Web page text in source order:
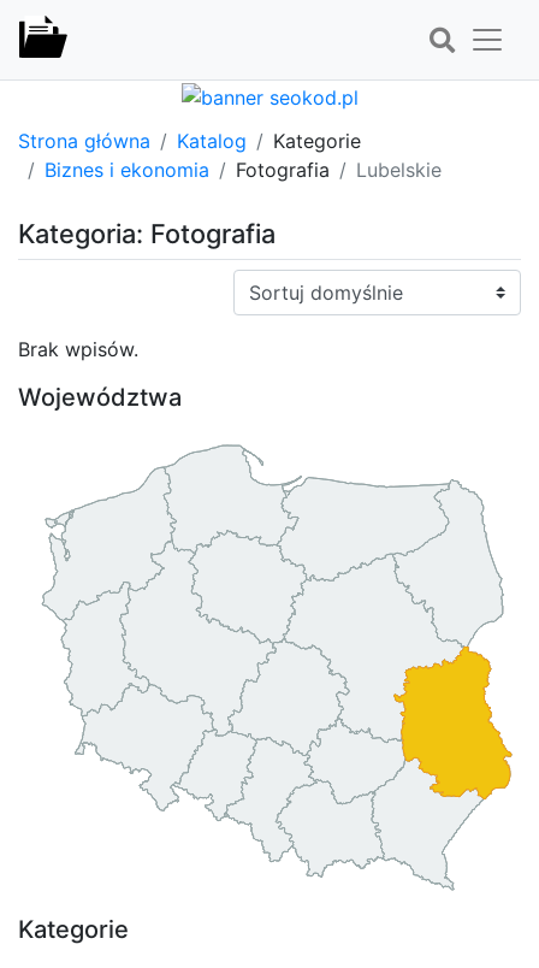
Strona główna Katalog
Kategorie
Biznes i ekonomia
Fotografia Lubelskie
Kategoria: Fotografia
Sortuj:
Brak wpisów.
Województwa
Kategorie